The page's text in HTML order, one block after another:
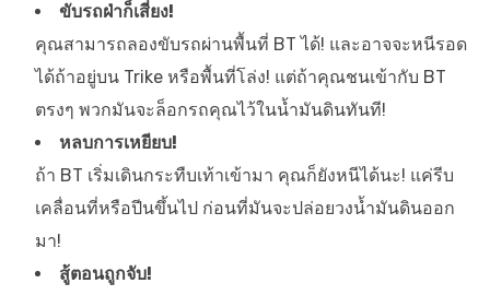
ขับรถฝ่าก็เสี่ยง!
คุณสามารถลองขับรถผ่านพื้นที่ BT ได้! และอาจจะหนีรอด
ได้ถ้าอยู่บน Trike หรือพื้นที่โล่ง! แต่ถ้าคุณชนเข้ากับ BT
ตรงๆ พวกมันจะล็อกรถคุณไว้ในน้ำมันดินทันที!
หลบการเหยียบ!
ถ้า BT เริ่มเดินกระทืบเท้าเข้ามา คุณก็ยังหนีได้นะ! แค่รีบ
เคลื่อนที่หรือปีนขึ้นไป ก่อนที่มันจะปล่อยวงน้ำมันดินออก
มา!
สู้ตอนถูกจับ!